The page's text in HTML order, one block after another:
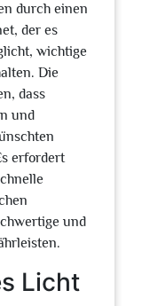
durch einen
der es
wichtige
Die
dass
und
erfordert
und
Licht